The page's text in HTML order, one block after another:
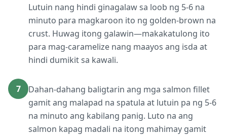
Lutuin nang hindi ginagalaw sa loob ng 5-6 na
minuto para magkaroon ito ng golden-brown na
crust. Huwag itong galawin—makakatulong ito
para mag-caramelize nang maayos ang isda at
hindi dumikit sa kawali.
7
Dahan-dahang baligtarin ang mga salmon fillet
gamit ang malapad na spatula at lutuin pa ng 5-6
na minuto ang kabilang panig. Luto na ang
salmon kapag madali na itong mahimay gamit